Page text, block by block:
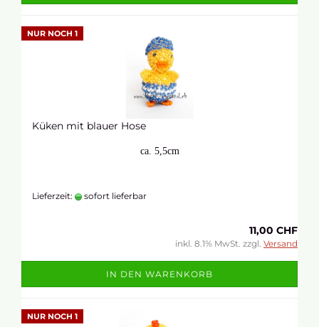
NUR NOCH 1
Küken mit blauer Hose
ca. 5,5cm
Lieferzeit: sofort lieferbar
11,00 CHF
inkl. 8.1% MwSt. zzgl. Versand
IN DEN WARENKORB
NUR NOCH 1